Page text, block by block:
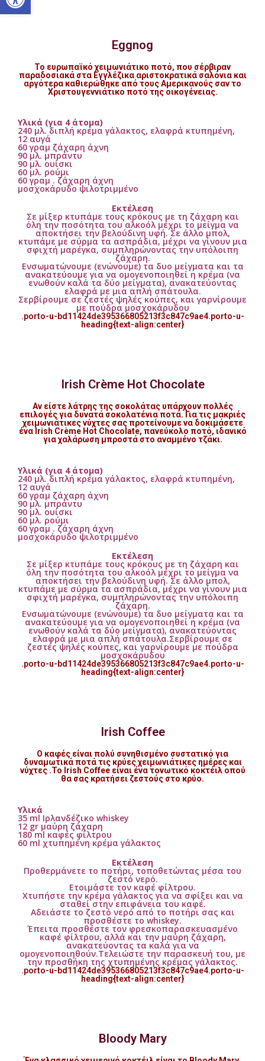
Eggnog
Το ευρωπαϊκό χειμωνιάτικο ποτό, που σέρβιραν
παραδοσιακά στα Εγγλέζικα αριστοκρατικά σαλόνια και
αργότερα καθιερώθηκε από τους Αμερικανούς σαν το
Χριστουγεννιάτικο ποτό της οικογένειας.
Υλικά (για 4 άτομα)
240 μλ. διπλή κρέμα γάλακτος, ελαφρά κτυπημένη,
12 αυγά
60 γραμ ζάχαρη άχνη
90 μλ. μπράντυ
90 μλ. ουίσκι
60 μλ. ρούμι
60 γραμ . ζάχαρη άχνη
μοσχοκάρυδο ψιλοτριμμένο
Εκτέλεση
Σε μίξερ κτυπάμε τους κρόκους με τη ζάχαρη και
όλη την ποσότητα του αλκοόλ μέχρι το μείγμα να
αποκτήσει την βελούδινη υφή. Σε άλλο μπολ,
κτυπάμε με σύρμα τα ασπράδια, μέχρι να γίνουν μια
σφιχτή μαρέγκα, συμπληρώνοντας την υπόλοιπη
ζάχαρη.
Ενσωματώνουμε (ενώνουμε) τα δυο μείγματα και τα
ανακατεύουμε για να ομογενοποιηθεί η κρέμα (να
ενωθούν καλά τα δύο μείγματα), ανακατεύοντας
ελαφρά με μια απλή σπάτουλα.
Σερβίρουμε σε ζεστές ψηλές κούπες, και γαρνίρουμε
με πούδρα μοσχοκάρυδου
.porto-u-bd11424de395366805213f3c847c9ae4.porto-u-
heading{text-align:center}
Irish Crème Hot Chocolate
Αν είστε λάτρης της σοκολάτας υπάρχουν πολλές
επιλογές για δυνατά σοκολατένια ποτά. Για τις μακριές
χειμωνιάτικες νύχτες σας προτείνουμε να δοκιμάσετε
ένα Irish Crème Hot Chocolate, πανεύκολο ποτό, ιδανικό
για χαλάρωση μπροστά στο αναμμένο τζάκι.
Υλικά (για 4 άτομα)
240 μλ. διπλή κρέμα γάλακτος, ελαφρά κτυπημένη,
12 αυγά
60 γραμ ζάχαρη άχνη
90 μλ. μπράντυ
90 μλ. ουίσκι
60 μλ. ρούμι
60 γραμ . ζάχαρη άχνη
μοσχοκάρυδο ψιλοτριμμένο
Εκτέλεση
Σε μίξερ κτυπάμε τους κρόκους με τη ζάχαρη και
όλη την ποσότητα του αλκοόλ μέχρι το μείγμα να
αποκτήσει την βελούδινη υφή. Σε άλλο μπολ,
κτυπάμε με σύρμα τα ασπράδια, μέχρι να γίνουν μια
σφιχτή μαρέγκα, συμπληρώνοντας την υπόλοιπη
ζάχαρη.
Ενσωματώνουμε (ενώνουμε) τα δυο μείγματα και τα
ανακατεύουμε για να ομογενοποιηθεί η κρέμα (να
ενωθούν καλά τα δύο μείγματα), ανακατεύοντας
ελαφρά με μια απλή σπάτουλα.Σερβίρουμε σε
ζεστές ψηλές κούπες, και γαρνίρουμε με πούδρα
μοσχοκάρυδου
.porto-u-bd11424de395366805213f3c847c9ae4.porto-u-
heading{text-align:center}
Irish Coffee
Ο καφές είναι πολύ συνηθισμένο συστατικό για
δυναμωτικά ποτά τις κρύες χειμωνιάτικες ημέρες και
νύχτες .Το Irish Coffee είναι ένα τονωτικό κοκτέιλ οπού
θα σας κρατήσει ζεστούς στο κρύο.
Υλικά
35 ml Ιρλανδέζικο whiskey
12 gr μαύρη ζάχαρη
180 ml καφές φίλτρου
60 ml χτυπημένη κρέμα γάλακτος
Εκτέλεση
Προθερμάνετε το ποτήρι, τοποθετώντας μέσα του
ζεστό νερό.
Ετοιμάστε τον καφέ φίλτρου.
Χτυπήστε την κρέμα γάλακτος για να σφίξει και να
σταθεί στην επιφάνεια του καφέ.
Αδειάστε το ζεστό νερό από το ποτήρι σας και
προσθέστε το whiskey.
Έπειτα προσθέστε τον φρεσκοπαρασκευασμένο
καφέ φίλτρου, αλλά και την μαύρη ζάχαρη,
ανακατεύοντας τα καλά για να
ομογενοποιηθούν.Τελειώστε την παρασκευή του, με
την προσθήκη της χτυπημένης κρέμας γάλακτος.
.porto-u-bd11424de395366805213f3c847c9ae4.porto-u-
heading{text-align:center}
Bloody Mary